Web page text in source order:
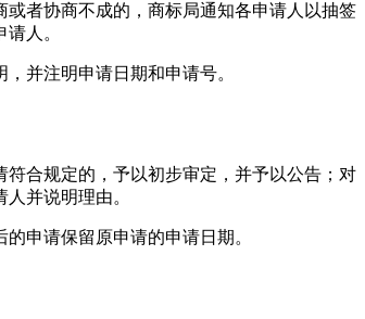
者协商不成的，商标局通知各申请人以抽签
人。
并注明申请日期和申请号。
合规定的，予以初步审定，并予以公告；对
并说明理由。
申请保留原申请的申请日期。